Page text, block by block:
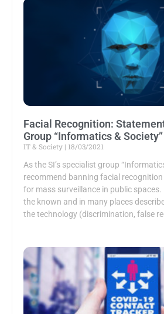
Facial Recognition:
Group “Informatics & Society”
IT & Society
18/03/2021
As the SI’s specialist group
recommend banning facial
for mass surveillance in public
the known and in many places
the technology (discrimination, false